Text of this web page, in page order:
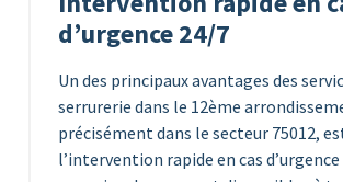
d’urgence 24/7
Un des principaux avantages des
serrurerie dans le 12ème
précisément dans le secteur 75012,
l’intervention rapide en cas d’urgence